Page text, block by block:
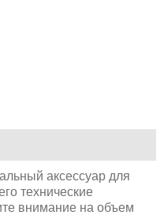
аксессуар для
технические
внимание на объем